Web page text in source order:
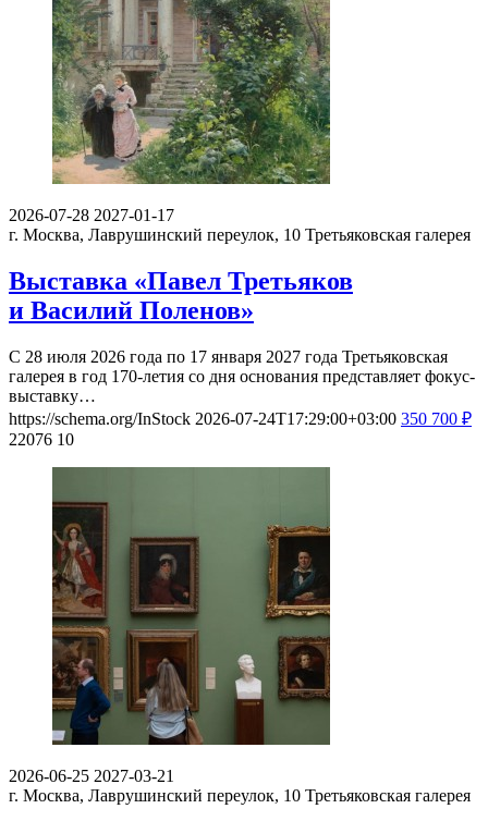
2026-07-28 2027-01-17
г. Москва, Лаврушинский переулок, 10 Третьяковская галерея
Выставка «Павел Третьяков
и Василий Поленов»
С 28 июля 2026 года по 17 января 2027 года Третьяковская
галерея в год 170-летия со дня основания представляет фокус-
выставку…
https://schema.org/InStock 2026-07-24T17:29:00+03:00 350 700 ₽
22076 10
2026-06-25 2027-03-21
г. Москва, Лаврушинский переулок, 10 Третьяковская галерея